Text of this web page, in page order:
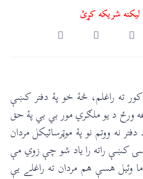
ليکنه شريکه کړئ
ته راغلم، څۀ خو پۀ دفتر کښې
ورځ د يو ملګري مور بي بي پۀ حق
نه ووتم نو پۀ موټرسائيکل مردان
کښې راته را ياد شو چې زوي مې
وئيل هسې هم مردان ته راغلے يې